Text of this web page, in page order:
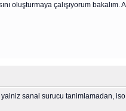
oluşturmaya çalışıyorum bakalım.
sanal surucu tanimlamadan,